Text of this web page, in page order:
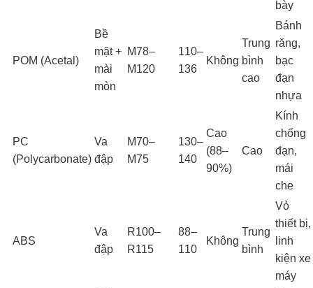
bày
POM (Acetal)
Bề
mặt +
mài
mòn
M78–
M120
110–
136
Không
Trung
bình
cao
Bánh
răng,
bạc
đạn
nhựa
PC
(Polycarbonate)
Va
đập
M70–
M75
130–
140
Cao
(88–
90%)
Cao
Kính
chống
đạn,
mái
che
ABS
Va
đập
R100–
R115
88–
110
Không
Trung
bình
Vỏ
thiết bị,
linh
kiện xe
máy